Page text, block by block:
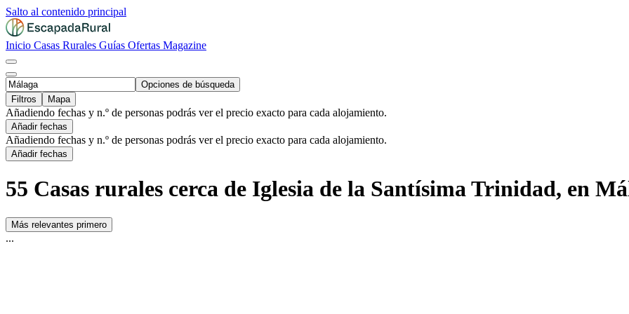
Salto al contenido principal
Inicio Casas Rurales Guías Ofertas Magazine
Opciones de búsqueda
Filtros
Mapa
Añadiendo fechas y n.º de personas podrás ver el precio exacto para cada alojamiento.
Añadir fechas
Añadiendo fechas y n.º de personas podrás ver el precio exacto para cada alojamiento.
Añadir fechas
55 Casas rurales cerca de Iglesia de la Santísima Trinidad, en
Más relevantes primero
...